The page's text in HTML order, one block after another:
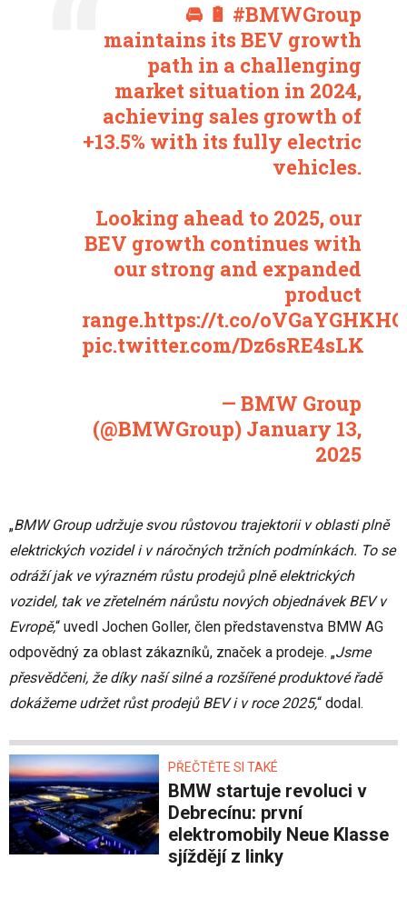
🚘 🔋 #BMWGroup
maintains its BEV growth
path in a challenging
market situation in 2024,
achieving sales growth of
+13.5% with its fully electric
vehicles.
Looking ahead to 2025, our
BEV growth continues with
our strong and expanded
product
range.https://t.co/oVGaYGHKHG
pic.twitter.com/Dz6sRE4sLK
— BMW Group
(@BMWGroup) January 13,
2025
„BMW Group udržuje svou růstovou trajektorii v oblasti plně
elektrických vozidel i v náročných tržních podmínkách. To se
odráží jak ve výrazném růstu prodejů plně elektrických
vozidel, tak ve zřetelném nárůstu nových objednávek BEV v
Evropě,“ uvedl Jochen Goller, člen představenstva BMW AG
odpovědný za oblast zákazníků, značek a prodeje. „Jsme
přesvědčeni, že díky naší silné a rozšířené produktové řadě
dokážeme udržet růst prodejů BEV i v roce 2025,“ dodal.
PŘEČTĚTE SI TAKÉ
BMW startuje revoluci v
Debrecínu: první
elektromobily Neue Klasse
sjíždějí z linky